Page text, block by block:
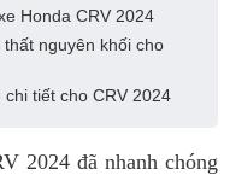
Honda CRV 2024
nguyên khối cho
tiết cho CRV 2024
2024 đã nhanh chóng